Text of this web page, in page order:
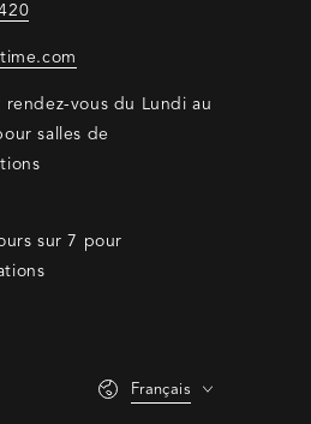
rendez-vous du Lundi au
salles de
sur 7 pour
Français